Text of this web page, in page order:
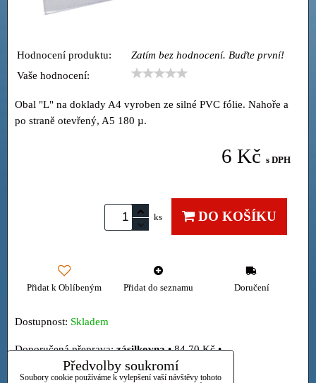
Hodnocení produktu:
Zatím bez hodnocení. Buďte první!
Vaše hodnocení:
Obal "L" na doklady A4 vyroben ze silné PVC fólie. Nahoře a
po straně otevřený, A5 180 µ.
6 Kč s DPH
ks DO KOŠÍKU
Přidat k Oblíbeným Přidat do seznamu Doručení
Dostupnost: Skladem
zásilkovna•84,70 Kč •
Osobně
Předvolby soukromí
Soubory cookie používáme k vylepšení vaší návštěvy tohoto